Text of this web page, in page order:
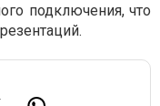
подключения, что